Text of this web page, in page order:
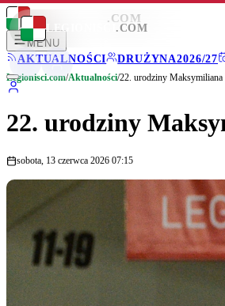
LEGIONISCI .COM
MENU
AKTUALNOŚCI
DRUŻYNA2026/27
LEGIONISCI .COM
Legionisci.com/Aktualności/22. urodziny Maksymiliana
22. urodziny
sobota, 13 czerwca 2026 07:15